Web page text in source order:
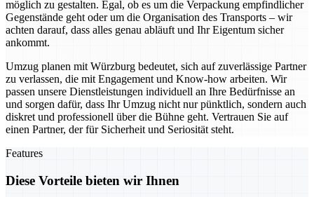
möglich zu gestalten. Egal, ob es um die Verpackung empfindlicher
Gegenstände geht oder um die Organisation des Transports – wir
achten darauf, dass alles genau abläuft und Ihr Eigentum sicher
ankommt.
Umzug planen mit Würzburg bedeutet, sich auf zuverlässige Partner
zu verlassen, die mit Engagement und Know-how arbeiten. Wir
passen unsere Dienstleistungen individuell an Ihre Bedürfnisse an
und sorgen dafür, dass Ihr Umzug nicht nur pünktlich, sondern auch
diskret und professionell über die Bühne geht. Vertrauen Sie auf
einen Partner, der für Sicherheit und Seriosität steht.
Features
Diese Vorteile bieten wir Ihnen